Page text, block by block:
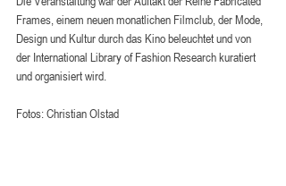
Frames, einem neuen monatlichen Filmclub, der Mode,
Design und Kultur durch das Kino beleuchtet und von
der International Library of Fashion Research kuratiert
und organisiert wird.
Fotos: Christian Olstad